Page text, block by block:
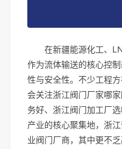
在新疆能源化工、
作为流体输送的核心控
性与安全性。不少工程
会关注浙江阀门厂家哪
务好、浙江阀门加工厂
产业的核心聚集地，浙
业阀门厂商，其中更不